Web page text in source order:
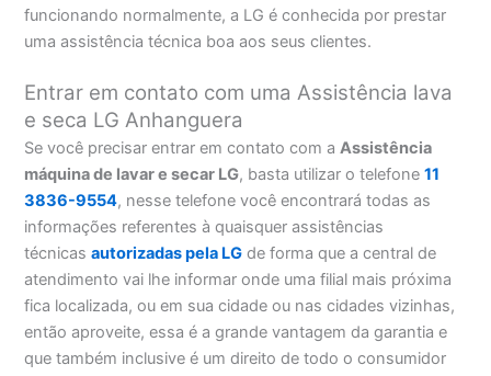
funcionando normalmente, a LG é conhecida por prestar
uma assistência técnica boa aos seus clientes.
Entrar em contato com uma Assistência lava
e seca LG Anhanguera
Se você precisar entrar em contato com aAssistência
máquina de lavar e secar LG, basta utilizar o telefone11
3836-9554, nesse telefone você encontrará todas as
informações referentes à quaisquer assistências
técnicasautorizadas pela LG de forma que a central de
atendimento vai lhe informar onde uma filial mais próxima
fica localizada, ou em sua cidade ou nas cidades vizinhas,
então aproveite, essa é a grande vantagem da garantia e
que também inclusive é um direito de todo o consumidor